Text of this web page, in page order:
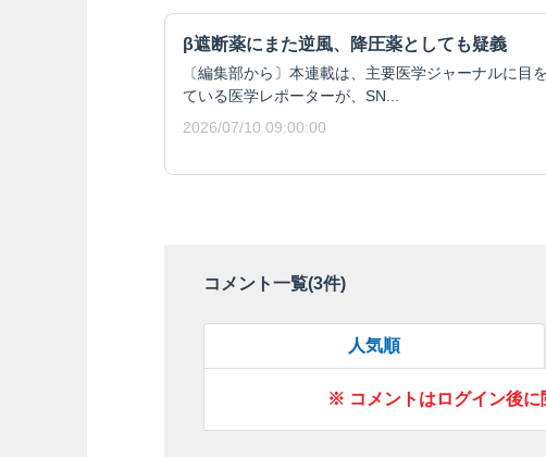
β遮断薬にまた逆風、降圧薬としても疑義
〔編集部から〕本連載は、主要医学ジャーナルに目
ている医学レポーターが、SN...
2026/07/10 09:00:00
コメント一覧(3件)
人気順
※ コメントはログイン後に